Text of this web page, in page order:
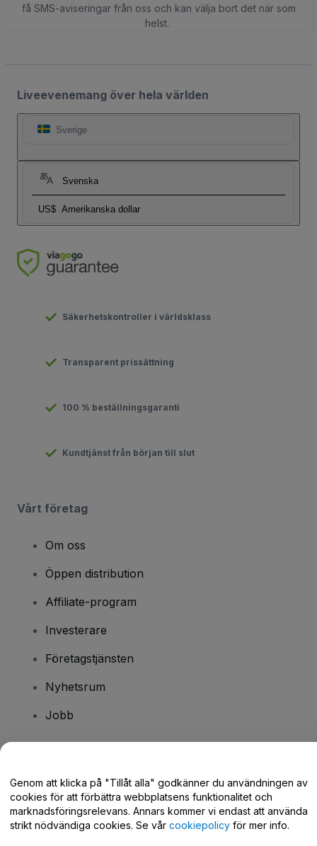
få SMS-aviseringar från oss och kan välja bort det när som
helst.
Liveevenemang över hela världen
Sverige
Svenska
US$ Amerikanska dollar
Säkerhetskontroller i världsklass
Transparent prissättning
100 % beställningsgaranti
Kundtjänst från början till slut
Vårt företag
Om oss
Öppen distribution
Affiliate-program
Investerare
Företagstjänsten
Nyhetsrum
Jobb
Hjälpcenter / Kontakta oss
Genom att klicka på "Tillåt alla" godkänner du användningen av
cookies för att förbättra webbplatsens funktionalitet och
marknadsföringsrelevans. Annars kommer vi endast att använda
strikt nödvändiga cookies. Se vår cookiepolicy för mer info.